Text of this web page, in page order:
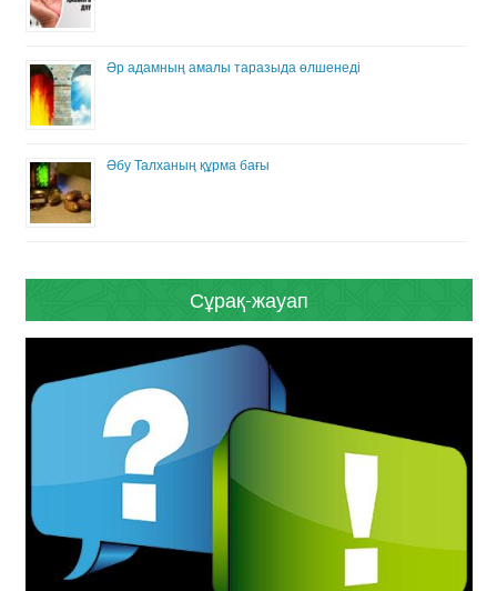
Әр адамның амалы таразыда өлшенеді
Әбу Талханың құрма бағы
Сұрақ-жауап